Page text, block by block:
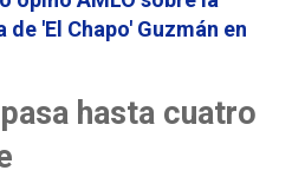
'El Chapo' Guzmán en
hasta cuatro